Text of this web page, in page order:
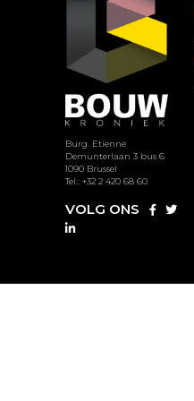
Burg. Etienne
Demunterlaan 3 bus 6
1090 Brussel
Tel.: +32 2 420 68 60
VOLG ONS